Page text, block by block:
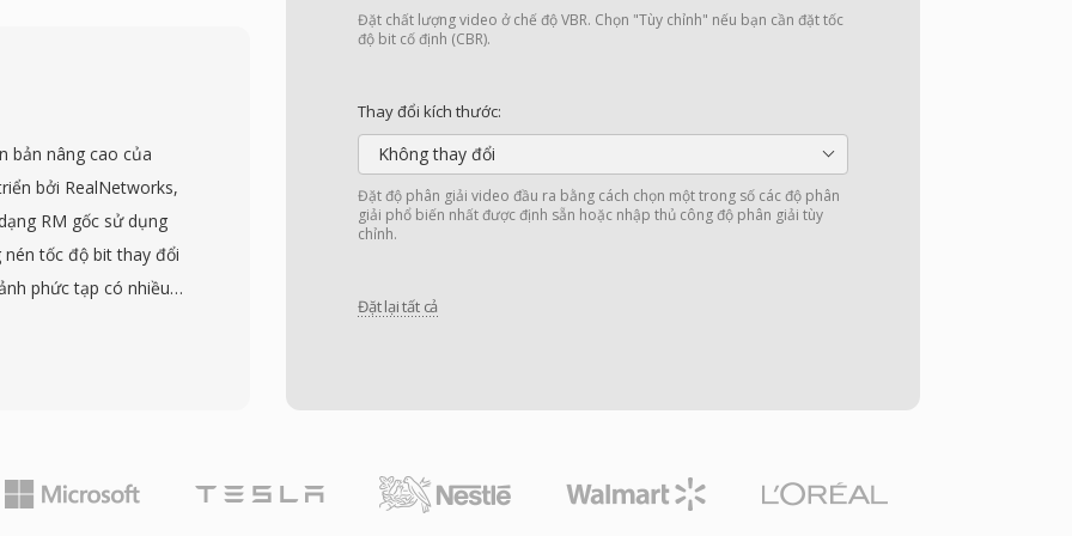
Đặt chất lượng video ở chế độ VBR. Chọn "Tùy chỉnh" nếu bạn cần đặt tốc
độ bit cố định (CBR).
Thay đổi kích thước:
Không thay đổi
Đặt độ phân giải video đầu ra bằng cách chọn một trong số các độ phân
giải phổ biến nhất được định sẵn hoặc nhập thủ công độ phân giải tùy
chỉnh.
Đặt lại tất cả
chờ chuyển đổi từ
lượng video gia đình.
cấu trúc thư mục
ghi và dữ liệu danh
định dạng MOD
mở rộng phạm vi
đổi sang ghi
bản nâng cao của
bởi RealNetworks,
RM gốc sử dụng
tốc độ bit thay đổi
phức tạp có nhiều
đoạn đơn giản hơn
sử dụng rộng rãi để
ở các khu vực có băng